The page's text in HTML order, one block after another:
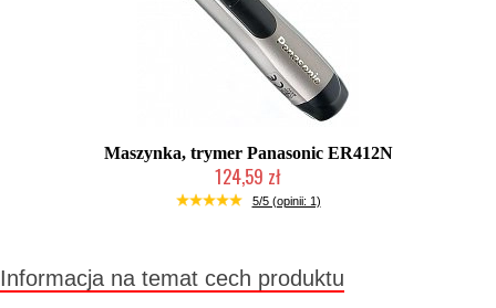
Maszynka, trymer Panasonic ER412N
124,59 zł
Duża ilość (wysyłka w 24h)
5/5 (opinii: 1)
Informacja na temat cech produktu